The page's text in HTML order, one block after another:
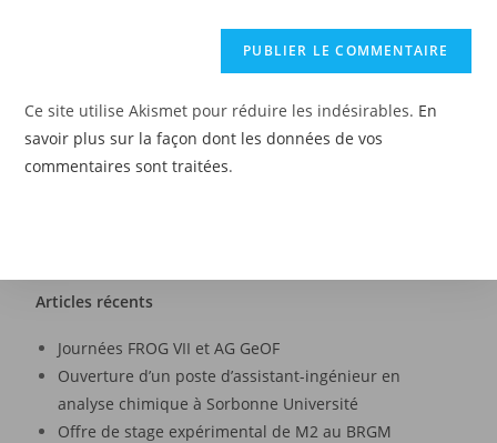
Ce site utilise Akismet pour réduire les indésirables. En
savoir plus sur la façon dont les données de vos
commentaires sont traitées.
Articles récents
Journées FROG VII et AG GeOF
Ouverture d’un poste d’assistant-ingénieur en
analyse chimique à Sorbonne Université
Offre de stage expérimental de M2 au BRGM